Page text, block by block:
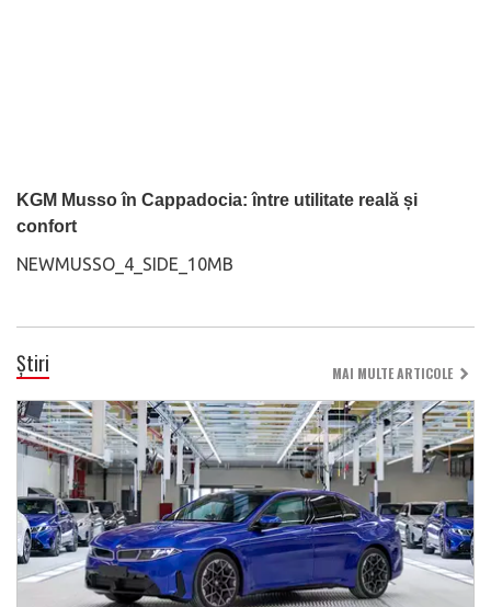
KGM Musso în Cappadocia: între utilitate reală și
confort
NEWMUSSO_4_SIDE_10MB
Știri MAI MULTE ARTICOLE